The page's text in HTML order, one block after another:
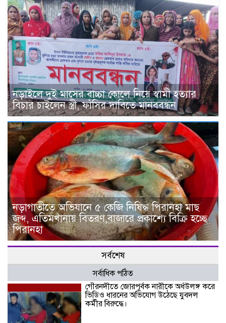
নড়াইলে দুই মাসের বাচ্চা কোলে নিয়ে স্বামী হত্যার
বিচার চাইলেন স্ত্রী, ফাঁসির দাবিতে মানববন্ধন
নড়াগাতীতে অভিযানে ৫ কেজি নিষিদ্ধ পিরানহা মাছ
জব্দ, এতিমখানায় বিতরণ,বাজারে প্রকাশ্যে বিক্রি হচ্ছে
পিরানহা
সর্বশেষ
সর্বাধিক পঠিত
গৌরনদীতে জোরপূর্বক নারীকে অর্ধউলঙ্গ করে
ভিডিও ধারনের অভিযোগ উঠেছে যুবদল
কর্মীর বিরুদ্ধে।